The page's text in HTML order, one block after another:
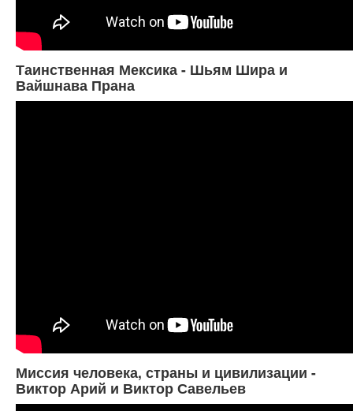
Таинственная Мексика - Шьям Шира и
Вайшнава Прана
Миссия человека, страны и цивилизации -
Виктор Арий и Виктор Савельев